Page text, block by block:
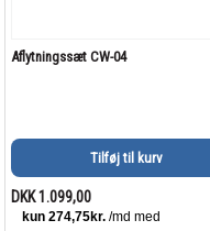
Aflytningssæt CW-04
Tilføj til kurv
DKK 1.099,00